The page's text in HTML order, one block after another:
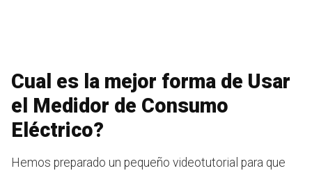
Cual es la mejor forma de Usar
el Medidor de Consumo
Eléctrico?
Hemos preparado un pequeño videotutorial para que